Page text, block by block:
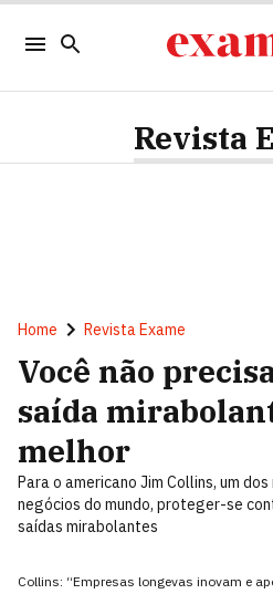
Revista
Home Revista Exame
Você não
saída
melhor
Para o americano Jim Collins, um
negócios do mundo, proteger-se
saídas mirabolantes
Collins: “Empresas longevas inovam e